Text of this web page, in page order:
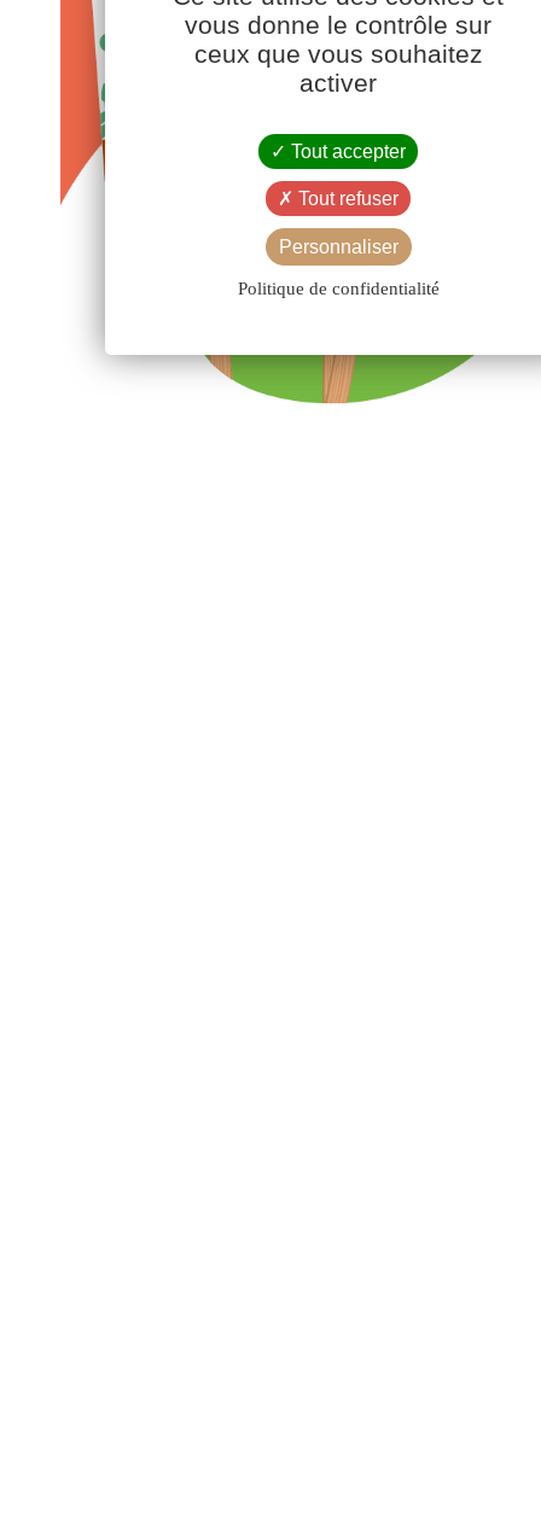
vous donne le contrôle sur
ceux que vous souhaitez
activer
Tout accepter
Tout refuser
Personnaliser
Politique de confidentialité